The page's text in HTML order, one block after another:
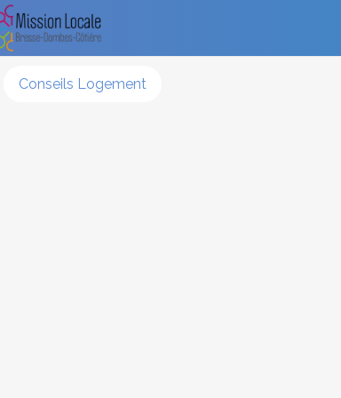
Conseils Logement